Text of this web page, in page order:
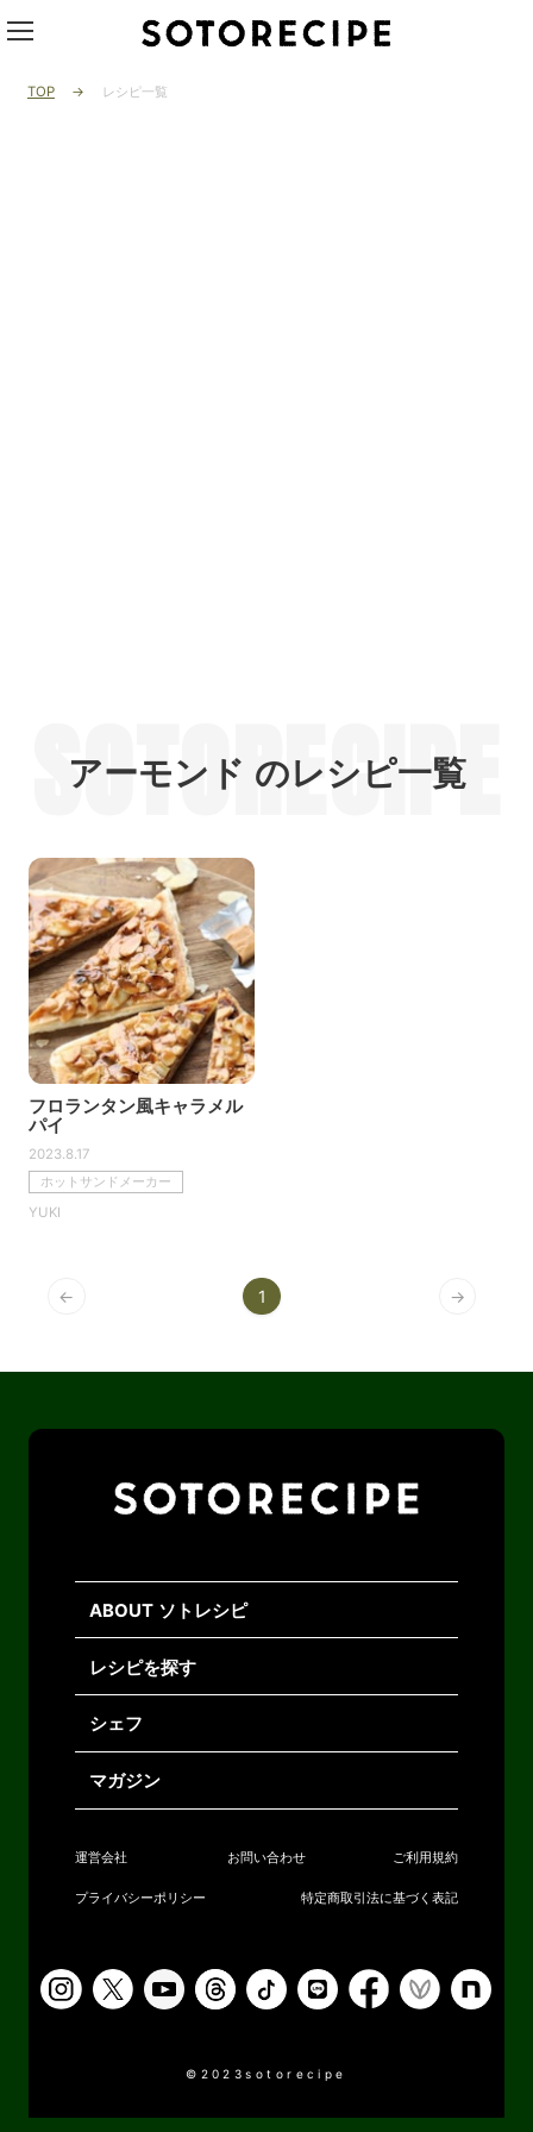
TOP レシピ一覧
SOTORECIPE
アーモンド のレシピ一覧
フロランタン風キャラメル
パイ
2023.8.17
ホットサンドメーカー
YUKI
← →
1
ABOUT ソトレシピ
レシピを探す
シェフ
マガジン
運営会社 お問い合わせ ご利用規約
プライバシーポリシー 特定商取引法に基づく表記
©2023sotorecipe